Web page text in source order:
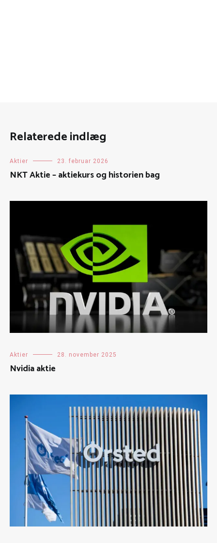
Relaterede indlæg
Aktier 23. februar 2026
NKT Aktie – aktiekurs og historien bag
Aktier 28. november 2025
Nvidia aktie